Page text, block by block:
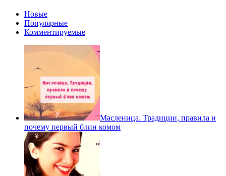
Новые
Популярные
Комментируемые
Масленица. Традиции, правила и
почему первый блин комом